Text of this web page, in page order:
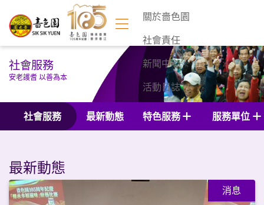
關於嗇色園
社會責任
新聞中心
活動日誌
聯絡我們
社會服務
安老護耆 以善為本
社會服務 最新動態 特色服務 服務單位
最新動態
消息